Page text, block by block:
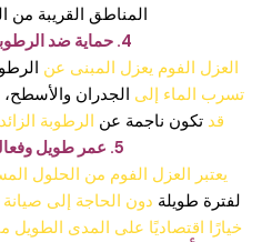
المناطق القريبة من
4. حماية ضد الرطوبة والتسربات
العزل الفوم يعزل المبنى عن
تسرب الماء إلى الجدران والأسطح،
قد تكون ناجمة عن الرطوبة
5. عمر طويل وفعالية مستمرة
يعتبر العزل الفوم من الحلول
لفترة طويلة دون الحاجة إلى
خيارًا اقتصاديًا على المدى الطويل